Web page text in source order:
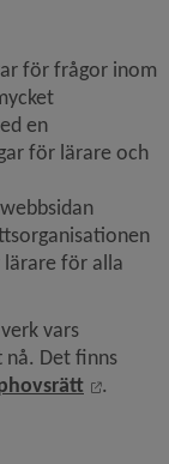
annan
för frågor inom
öppnas i nytt
för lärare och
öppnas i nytt
lärare för alla
webbplats,
vars
nå. Det finns
Länk
.